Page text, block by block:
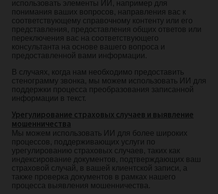
использовать элементы ИИ, например для
понимания ваших вопросов, направления вас к
соответствующему справочному контенту или его
представления, предоставления общих ответов или
переключения вас на соответствующего
консультанта на основе вашего вопроса и
предоставленной вами информации.
В случаях, когда нам необходимо предоставить
стенограмму звонка, мы можем использовать ИИ для
поддержки процесса преобразования записанной
информации в текст.
Урегулирование страховых случаев и выявление
мошенничества
Мы можем использовать ИИ для более широких
процессов, поддерживающих услуги по
урегулированию страховых случаев, таких как
индексирование документов, подтверждающих ваш
страховой случай, в вашей клиентской записи, а
также проверка документов в рамках нашего
процесса выявления мошенничества.